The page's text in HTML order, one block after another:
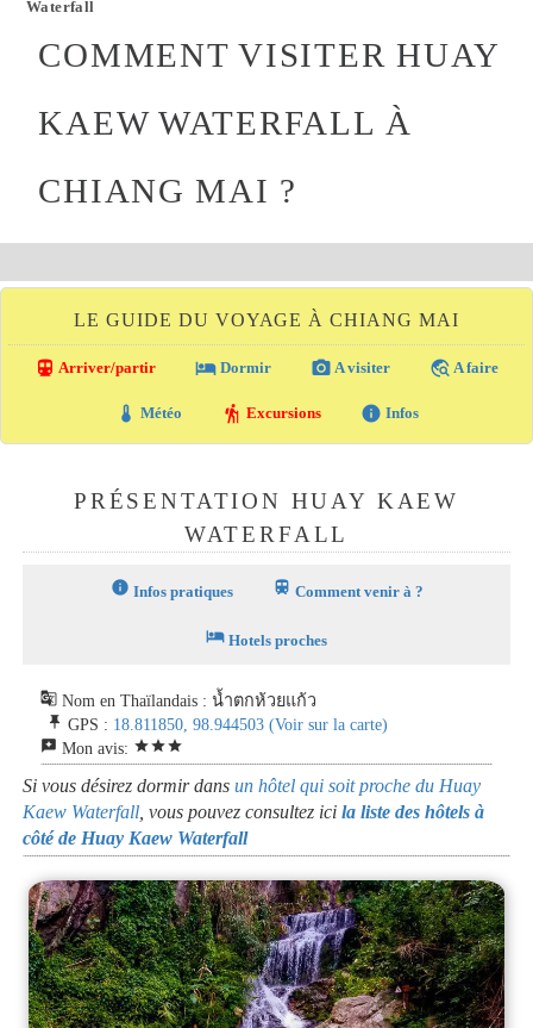
Waterfall
COMMENT VISITER HUAY
KAEW WATERFALL À
CHIANG MAI ?
LE GUIDE DU VOYAGE À CHIANG MAI
directions_transit Arriver/partir local_hotel Dormir photo_camera A visiter travel_explore A faire
thermostat Météo hiking Excursions info Infos
PRÉSENTATION HUAY KAEW
WATERFALL
info Infos pratiques train Comment venir à ?
hotel Hotels proches
g_translate Nom en Thaïlandais : น้ำตกห้วยแก้ว
push_pin GPS : 18.811850, 98.944503 (Voir sur la carte)
reviews Mon avis: starstarstar
Si vous désirez dormir dansun hôtel qui soit proche du Huay
Kaew Waterfall , vous pouvez consultez icila liste des hôtels à
côté de Huay Kaew Waterfall